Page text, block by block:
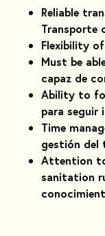
Reliable
Transporte
Flexibility
Must be
capaz de
Ability to
para seguir
Time
gestión del
Attention
sanitation